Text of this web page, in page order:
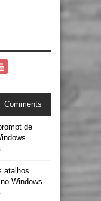
Comments
de
atalhos
Windows